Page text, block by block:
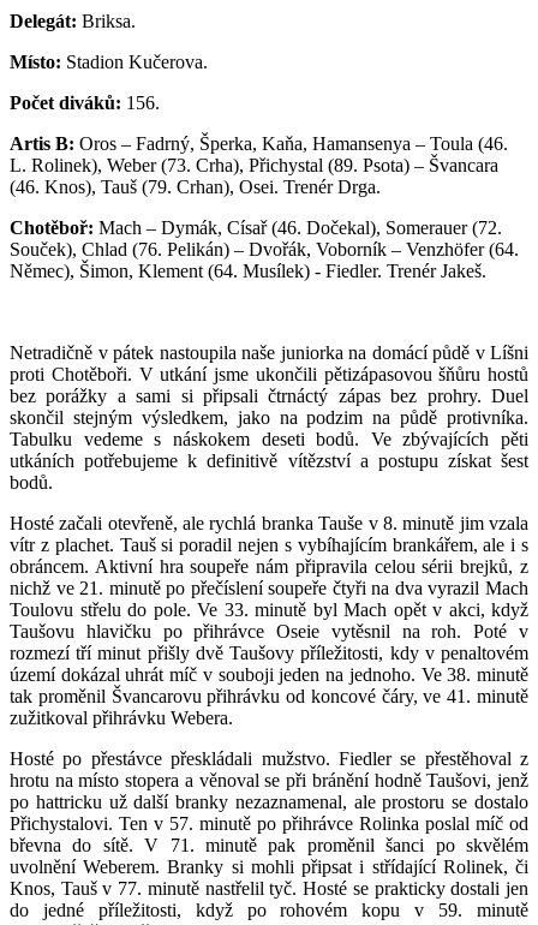
Delegát: Briksa.
Místo: Stadion Kučerova.
Počet diváků: 156.
Artis B: Oros – Fadrný, Šperka, Kaňa, Hamansenya – Toula (46.
L. Rolinek), Weber (73. Crha), Přichystal (89. Psota) – Švancara
(46. Knos), Tauš (79. Crhan), Osei. Trenér Drga.
Chotěboř: Mach – Dymák, Císař (46. Dočekal), Somerauer (72.
Souček), Chlad (76. Pelikán) – Dvořák, Voborník – Venzhöfer (64.
Němec), Šimon, Klement (64. Musílek) - Fiedler. Trenér Jakeš.
Netradičně v pátek nastoupila naše juniorka na domácí půdě v Líšni
proti Chotěboři. V utkání jsme ukončili pětizápasovou šňůru hostů
bez porážky a sami si připsali čtrnáctý zápas bez prohry. Duel
skončil stejným výsledkem, jako na podzim na půdě protivníka.
Tabulku vedeme s náskokem deseti bodů. Ve zbývajících pěti
utkáních potřebujeme k definitivě vítězství a postupu získat šest
bodů.
Hosté začali otevřeně, ale rychlá branka Tauše v 8. minutě jim vzala
vítr z plachet. Tauš si poradil nejen s vybíhajícím brankářem, ale i s
obráncem. Aktivní hra soupeře nám připravila celou sérii brejků, z
nichž ve 21. minutě po přečíslení soupeře čtyři na dva vyrazil Mach
Toulovu střelu do pole. Ve 33. minutě byl Mach opět v akci, když
Taušovu hlavičku po přihrávce Oseie vytěsnil na roh. Poté v
rozmezí tří minut přišly dvě Taušovy příležitosti, kdy v penaltovém
území dokázal uhrát míč v souboji jeden na jednoho. Ve 38. minutě
tak proměnil Švancarovu přihrávku od koncové čáry, ve 41. minutě
zužitkoval přihrávku Webera.
Hosté po přestávce přeskládali mužstvo. Fiedler se přestěhoval z
hrotu na místo stopera a věnoval se při bránění hodně Taušovi, jenž
po hattricku už další branky nezaznamenal, ale prostoru se dostalo
Přichystalovi. Ten v 57. minutě po přihrávce Rolinka poslal míč od
břevna do sítě. V 71. minutě pak proměnil šanci po skvělém
uvolnění Weberem. Branky si mohli připsat i střídající Rolinek, či
Knos, Tauš v 77. minutě nastřelil tyč. Hosté se prakticky dostali jen
do jedné příležitosti, když po rohovém kopu v 59. minutě